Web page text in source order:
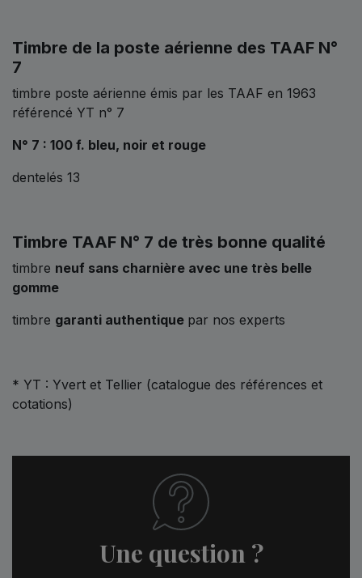
Timbre de la poste aérienne des TAAF N°
7
timbre poste aérienne émis par les TAAF en 1963
référencé YT n° 7
N° 7 : 100 f. bleu, noir et rouge
dentelés 13
Timbre TAAF N° 7 de très bonne qualité
timbre neuf sans charnière avec une très belle
gomme
timbre garanti authentique par nos experts
* YT : Yvert et Tellier (catalogue des références et
cotations)
Une question ?